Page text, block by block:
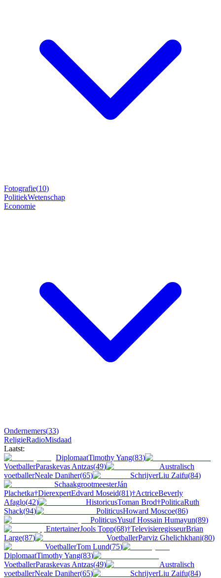
Fotografie(10)
PolitiekWetenschap
Economie
Ondernemers(33)
ReligieRadioMisdaad
Laatst:
DiplomaatTimothy Yang(83)
VoetballerParaskevas Antzas(49)
Australisch
voetballerNeale Daniher(65) SchrijverLiu Zaifu(84)
SchaakgrootmeesterJán
Plachetka†DierexpertEdvard Moseid(81)†ActriceBeverly
Afaglo(42) HistoricusToman Brod†PoliticaRuth
Shack(94) PoliticusHoward Moscoe(86)
PoliticusYusuf Hossain Humayun(89)
EntertainerJools Topp(68)†TelevisieregisseurBrian
Large(87) VoetballerParviz Ghelichkhani(80)
VoetballerTom Lund(75)
DiplomaatTimothy Yang(83)
VoetballerParaskevas Antzas(49)
Australisch
voetballerNeale Daniher(65) SchrijverLiu Zaifu(84)